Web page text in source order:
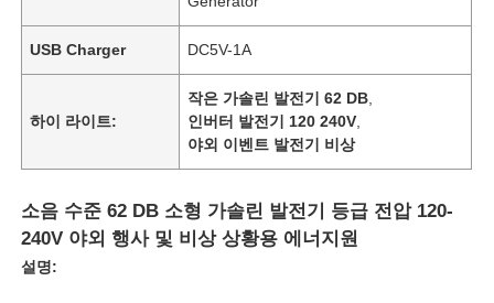
USB Charger DC5V-1A
하이 라이트:
작은 가솔린 발전기 62 DB
인버터 발전기 120 240V
야외 이벤트 발전기 비상
소음 수준 62 DB 소형 가솔린 발전기 등급 전압 120-
240V 야외 행사 및 비상 상황용 에너지원
설명: